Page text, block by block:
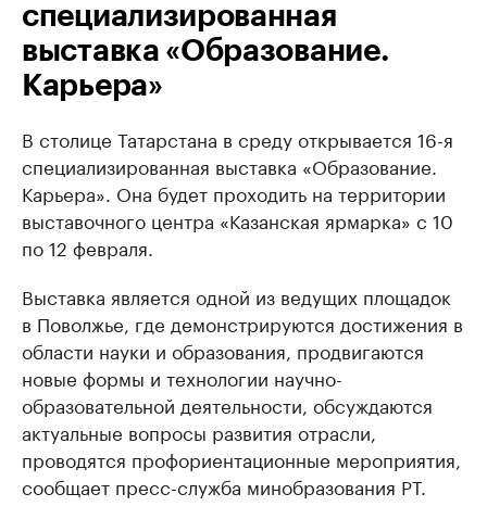
специализированная
выставка «Образование.
Карьера»
В столице Татарстана в среду открывается 16-я
специализированная выставка «Образование.
Карьера». Она будет проходить на территории
выставочного центра «Казанская ярмарка» с 10
по 12 февраля.
Выставка является одной из ведущих площадок
в Поволжье, где демонстрируются достижения в
области науки и образования, продвигаются
новые формы и технологии научно-
образовательной деятельности, обсуждаются
актуальные вопросы развития отрасли,
проводятся профориентационные мероприятия,
сообщает пресс-служба минобразования РТ.